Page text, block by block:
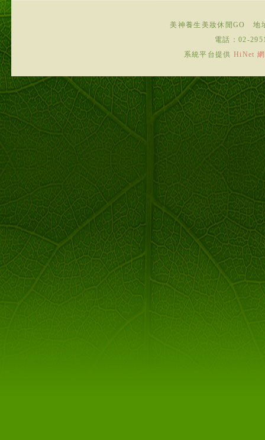
美神養生美妝休閒GO
地
電話： 02-
系統平台提供HiNet